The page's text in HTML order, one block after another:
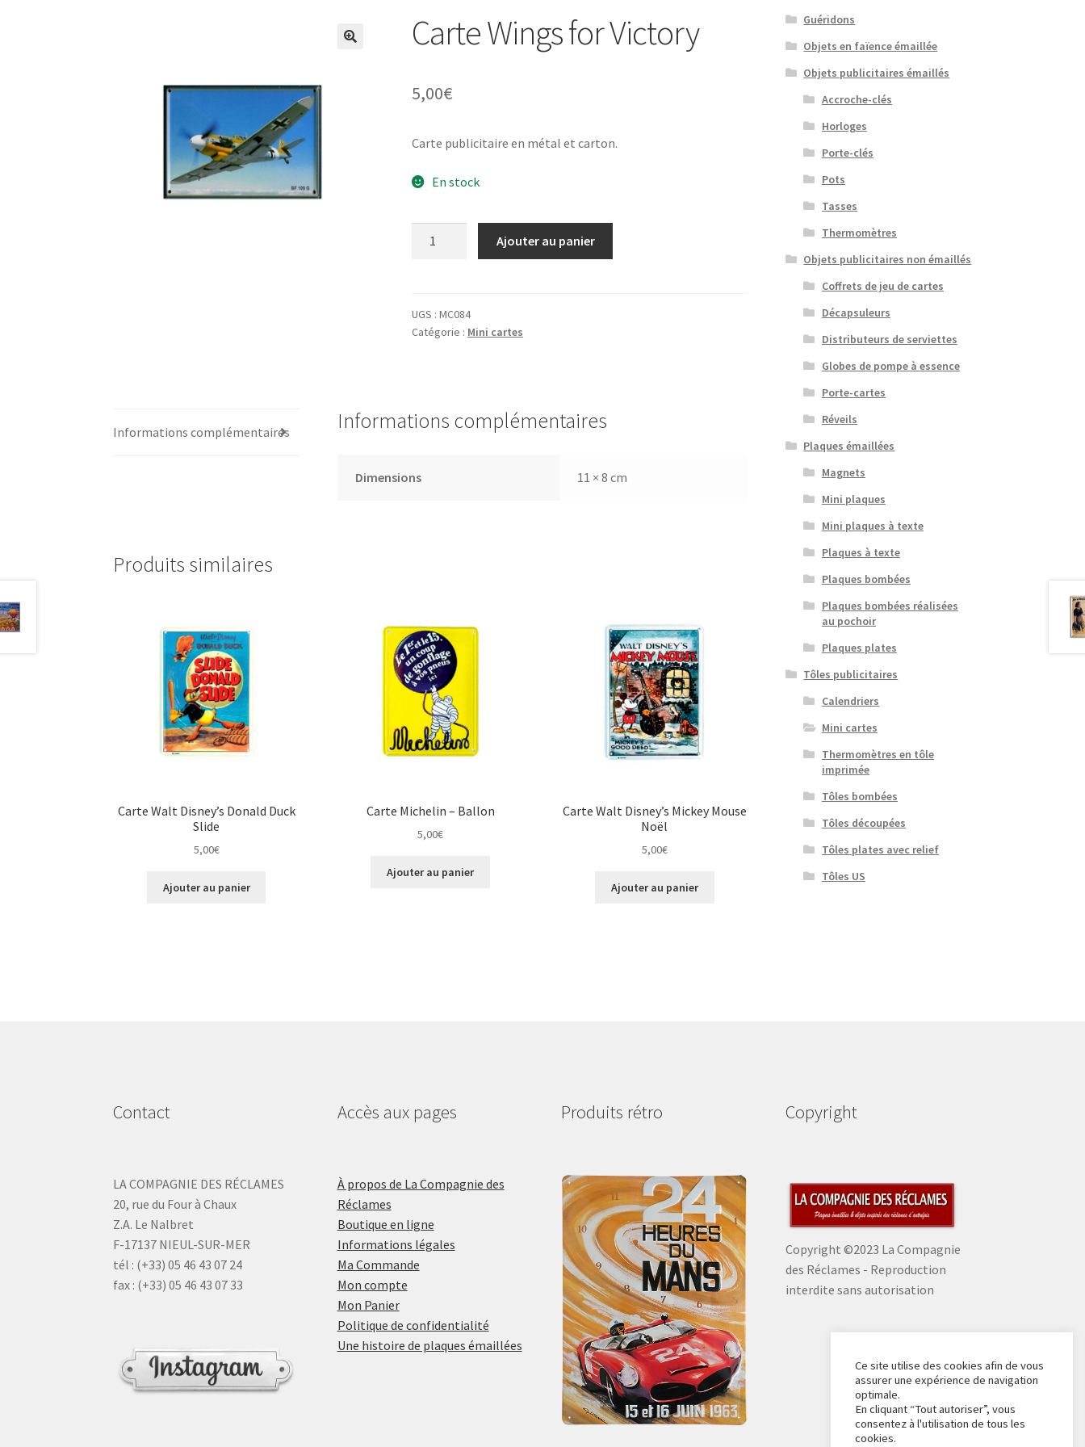
Carte Wings for Victory
5,00€
Carte publicitaire en métal et carton.
En stock
for
Victory
Ajouter au panier
UGS :MC084
Catégorie : Mini cartes
Informations complémentaires Informations complémentaires
Dimensions 11 × 8 cm
Produits similaires
Carte Walt Disney’s Donald Duck
Slide
5,00€
Ajouter au panier
Carte Michelin – Ballon
5,00€
Ajouter au panier
Carte Walt Disney’s Mickey Mouse
Noël
5,00€
Ajouter au panier
Guéridons
Objets en faïence émaillée
Objets publicitaires émaillés
Accroche-clés
Horloges
Porte-clés
Pots
Tasses
Thermomètres
Objets publicitaires non émaillés
Coffrets de jeu de cartes
Décapsuleurs
Distributeurs de serviettes
Globes de pompe à essence
Porte-cartes
Réveils
Plaques émaillées
Magnets
Mini plaques
Mini plaques à texte
Plaques à texte
Plaques bombées
Plaques bombées réalisées
au pochoir
Plaques plates
Tôles publicitaires
Calendriers
Mini cartes
Thermomètres en tôle
imprimée
Tôles bombées
Tôles découpées
Tôles plates avec relief
Tôles US
Contact
LA COMPAGNIE DES RÉCLAMES
20, rue du Four à Chaux
Z.A. Le Nalbret
F-17137 NIEUL-SUR-MER
tél : (+33) 05 46 43 07 24
fax : (+33) 05 46 43 07 33
Accès aux pages
À propos de La Compagnie des
Réclames
Boutique en ligne
Informations légales
Ma Commande
Mon compte
Mon Panier
Politique de confidentialité
Une histoire de plaques émaillées
Produits rétro Copyright
Copyright ©2023 La Compagnie
des Réclames - Reproduction
interdite sans autorisation
Ce site utilise des cookies afin de vous
assurer une expérience de navigation
optimale.
En cliquant “Tout autoriser”, vous
consentez à l'utilisation de tous les
cookies.